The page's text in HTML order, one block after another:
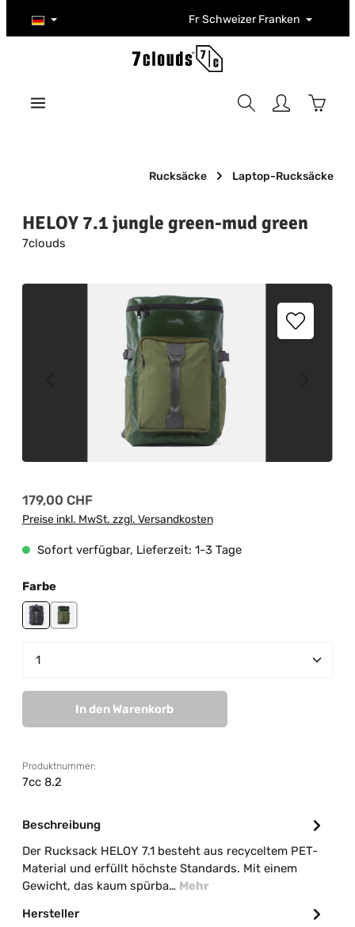
Zum Hauptinhalt springen Fr Schweizer Franken
Rucksäcke Laptop-Rucksäcke
HELOY 7.1 jungle green-mud green
7clouds
Bildergalerie überspringen
Regulärer Preis:
179,00 CHF
Preise inkl. MwSt. zzgl. Versandkosten
Sofort verfügbar, Lieferzeit: 1-3 Tage
Farbeauswählen
blackjungle green-mud green
Produkt Anzahl: Gib den gewünschten Wert ein
In den Warenkorb
Produktnummer:
7cc 8.2
Beschreibung
Der Rucksack HELOY 7.1 besteht aus recyceltem PET-
Material und erfüllt höchste Standards. Mit einem
Gewicht, das kaum spürba… Mehr
Hersteller